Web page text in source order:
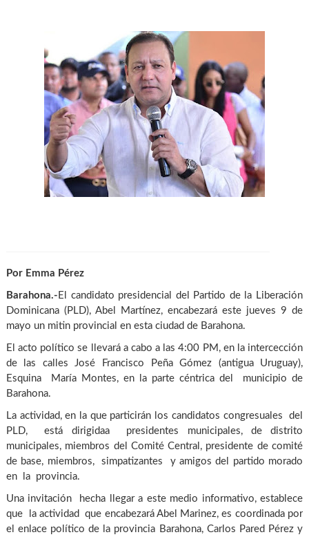
Por Emma Pérez
Barahona.- El candidato presidencial del Partido de la Liberación
Dominicana (PLD), Abel Martínez, encabezará este jueves 9 de
mayo un mitin provincial en esta ciudad de Barahona.
El acto político se llevará a cabo a las 4:00 PM, en la intercección
de las calles José Francisco Peña Gómez (antigua Uruguay),
Esquina María Montes, en la parte céntrica del municipio de
Barahona.
La actividad, en la que particirán los candidatos congresuales del
PLD, está dirigidaa presidentes municipales, de distrito
municipales, miembros del Comité Central, presidente de comité
de base, miembros, simpatizantes y amigos del partido morado
en la provincia.
Una invitación hecha llegar a este medio informativo, establece
que la actividad que encabezará Abel Marinez, es coordinada por
el enlace político de la provincia Barahona, Carlos Pared Pérez y